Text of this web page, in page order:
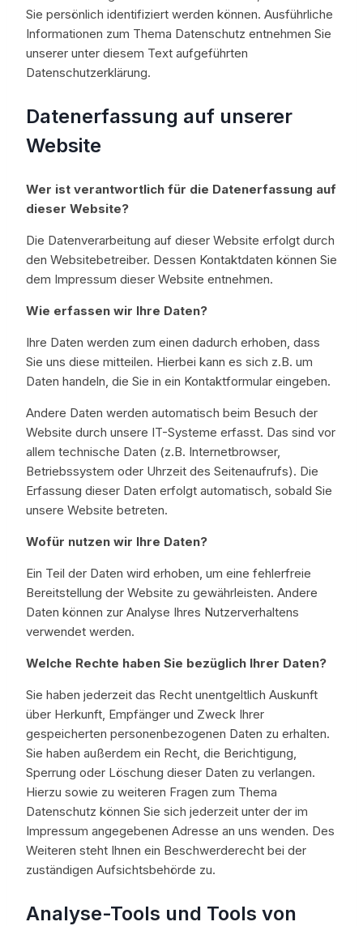
Sie persönlich identifiziert werden können. Ausführliche
Informationen zum Thema Datenschutz entnehmen Sie
unserer unter diesem Text aufgeführten
Datenschutzerklärung.
Datenerfassung auf unserer
Website
Wer ist verantwortlich für die Datenerfassung auf
dieser Website?
Die Datenverarbeitung auf dieser Website erfolgt durch
den Websitebetreiber. Dessen Kontaktdaten können Sie
dem Impressum dieser Website entnehmen.
Wie erfassen wir Ihre Daten?
Ihre Daten werden zum einen dadurch erhoben, dass
Sie uns diese mitteilen. Hierbei kann es sich z.B. um
Daten handeln, die Sie in ein Kontaktformular eingeben.
Andere Daten werden automatisch beim Besuch der
Website durch unsere IT-Systeme erfasst. Das sind vor
allem technische Daten (z.B. Internetbrowser,
Betriebssystem oder Uhrzeit des Seitenaufrufs). Die
Erfassung dieser Daten erfolgt automatisch, sobald Sie
unsere Website betreten.
Wofür nutzen wir Ihre Daten?
Ein Teil der Daten wird erhoben, um eine fehlerfreie
Bereitstellung der Website zu gewährleisten. Andere
Daten können zur Analyse Ihres Nutzerverhaltens
verwendet werden.
Welche Rechte haben Sie bezüglich Ihrer Daten?
Sie haben jederzeit das Recht unentgeltlich Auskunft
über Herkunft, Empfänger und Zweck Ihrer
gespeicherten personenbezogenen Daten zu erhalten.
Sie haben außerdem ein Recht, die Berichtigung,
Sperrung oder Löschung dieser Daten zu verlangen.
Hierzu sowie zu weiteren Fragen zum Thema
Datenschutz können Sie sich jederzeit unter der im
Impressum angegebenen Adresse an uns wenden. Des
Weiteren steht Ihnen ein Beschwerderecht bei der
zuständigen Aufsichtsbehörde zu.
Analyse-Tools und Tools von